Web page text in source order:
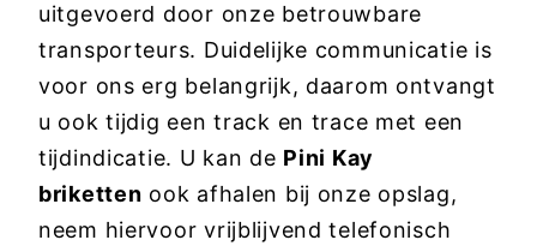
uitgevoerd door onze betrouwbare
transporteurs. Duidelijke communicatie is
voor ons erg belangrijk, daarom ontvangt
u ook tijdig een track en trace met een
tijdindicatie. U kan de Pini Kay
briketten ook afhalen bij onze opslag,
neem hiervoor vrijblijvend telefonisch